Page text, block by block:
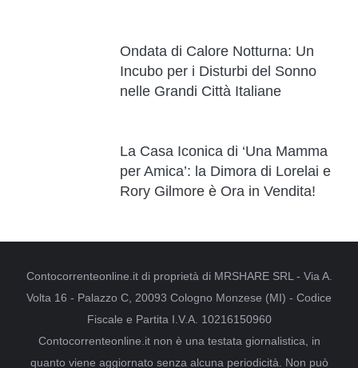
Ondata di Calore Notturna: Un
Incubo per i Disturbi del Sonno
nelle Grandi Città Italiane
La Casa Iconica di ‘Una Mamma
per Amica’: la Dimora di Lorelai e
Rory Gilmore è Ora in Vendita!
Contocorrenteonline.it di proprietà di MRSHARE SRL - Via A.
Volta 16 - Palazzo C, 20093 Cologno Monzese (MI) - Codice
Fiscale e Partita I.V.A. 10216150960
Contocorrenteonline.it non è una testata giornalistica, in
quanto viene aggiornato senza alcuna periodicità. Non può